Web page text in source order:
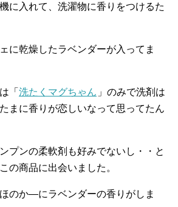
に入れて、洗濯物に香りをつけるた
に乾燥したラベンダーが入ってま
「 洗たくマグちゃん 」のみで洗剤は
まに香りが恋しいなって思ってたん
プンの柔軟剤も好みでないし・・と
の商品に出会いました。
のか―にラベンダーの香りがしま